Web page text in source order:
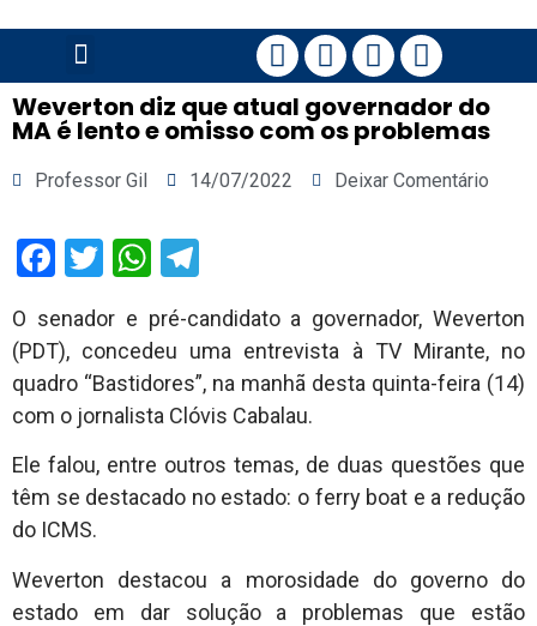
Weverton diz que atual governador do
MA é lento e omisso com os problemas
Professor Gil 14/07/2022 Deixar Comentário
Facebook
TwitterWhatsApp
O senador e pré-candidato a governador, Weverton
(PDT), concedeu uma entrevista à TV Mirante, no
quadro “Bastidores”, na manhã desta quinta-feira (14)
com o jornalista Clóvis Cabalau.
Ele falou, entre outros temas, de duas questões que
têm se destacado no estado: o ferry boat e a redução
do ICMS.
Weverton destacou a morosidade do governo do
estado em dar solução a problemas que estão